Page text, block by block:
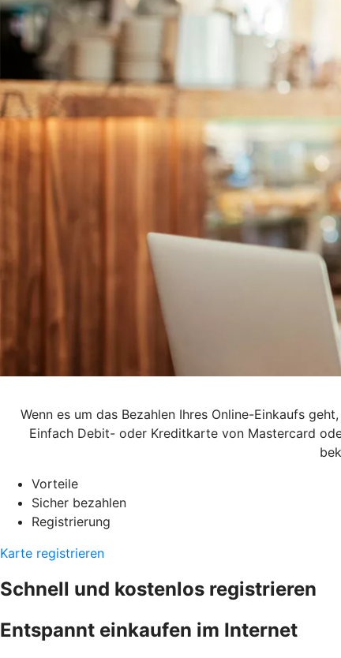
Wenn es um das Bezahlen Ihres Online-Einkaufs
Einfach Debit- oder Kreditkarte von Mastercard
Vorteile
Sicher bezahlen
Registrierung
Karte registrieren
Schnell und kostenlos registrieren
Entspannt einkaufen im Internet